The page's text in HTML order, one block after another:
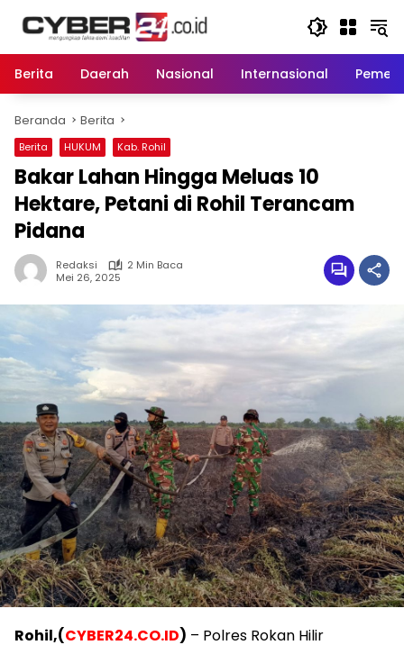
Berita
Daerah Nasional Internasional
Beranda Berita
Berita HUKUM Kab. Rohil
Bakar Lahan Hingga Meluas 10
Hektare, Petani di Rohil Terancam
Pidana
Redaksi
2 Min Baca
Mei 26, 2025
Rohil,(CYBER24.CO.ID) – Polres Rokan Hilir